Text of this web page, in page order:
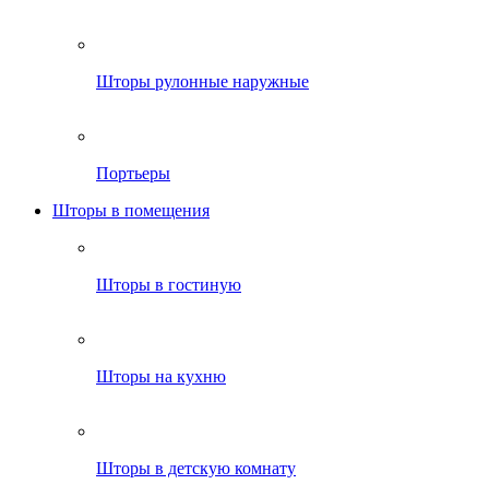
Шторы рулонные наружные
Портьеры
Шторы в помещения
Шторы в гостиную
Шторы на кухню
Шторы в детскую комнату